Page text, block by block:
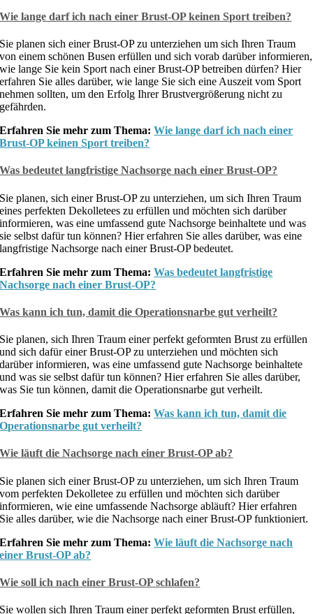
Wie lange darf ich nach einer Brust-OP keinen Sport treiben?
Sie planen sich einer Brust-OP zu unterziehen um sich Ihren Traum
von einem schönen Busen erfüllen und sich vorab darüber informieren,
wie lange Sie kein Sport nach einer Brust-OP betreiben dürfen? Hier
erfahren Sie alles darüber, wie lange Sie sich eine Auszeit vom Sport
nehmen sollten, um den Erfolg Ihrer Brustvergrößerung nicht zu
gefährden.
Erfahren Sie mehr zum Thema:Wie lange darf ich nach einer
Brust-OP keinen Sport treiben?
Was bedeutet langfristige Nachsorge nach einer Brust-OP?
Sie planen, sich einer Brust-OP zu unterziehen, um sich Ihren Traum
eines perfekten Dekolletees zu erfüllen und möchten sich darüber
informieren, was eine umfassend gute Nachsorge beinhaltete und was
sie selbst dafür tun können? Hier erfahren Sie alles darüber, was eine
langfristige Nachsorge nach einer Brust-OP bedeutet.
Erfahren Sie mehr zum Thema:Was bedeutet langfristige
Nachsorge nach einer Brust-OP?
Was kann ich tun, damit die Operationsnarbe gut verheilt?
Sie planen, sich Ihren Traum einer perfekt geformten Brust zu erfüllen
und sich dafür einer Brust-OP zu unterziehen und möchten sich
darüber informieren, was eine umfassend gute Nachsorge beinhaltete
und was sie selbst dafür tun können? Hier erfahren Sie alles darüber,
was Sie tun können, damit die Operationsnarbe gut verheilt.
Erfahren Sie mehr zum Thema:Was kann ich tun, damit die
Operationsnarbe gut verheilt?
Wie läuft die Nachsorge nach einer Brust-OP ab?
Sie planen sich einer Brust-OP zu unterziehen, um sich Ihren Traum
vom perfekten Dekolletee zu erfüllen und möchten sich darüber
informieren, wie eine umfassende Nachsorge abläuft? Hier erfahren
Sie alles darüber, wie die Nachsorge nach einer Brust-OP funktioniert.
Erfahren Sie mehr zum Thema:Wie läuft die Nachsorge nach
einer Brust-OP ab?
Wie soll ich nach einer Brust-OP schlafen?
Sie wollen sich Ihren Traum einer perfekt geformten Brust erfüllen,